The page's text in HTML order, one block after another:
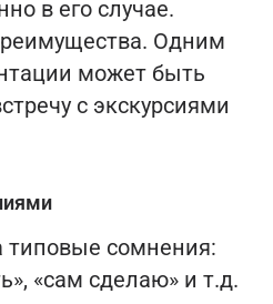
в его случае.
Одним
может быть
с экскурсиями
типовые сомнения:
«сам сделаю» и т.д.